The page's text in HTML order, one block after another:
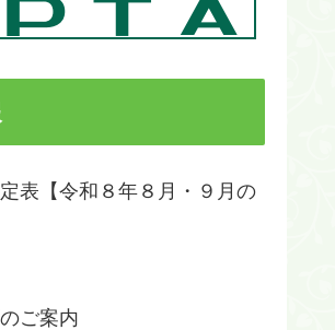
表【令和８年８月・９月の
ご案内